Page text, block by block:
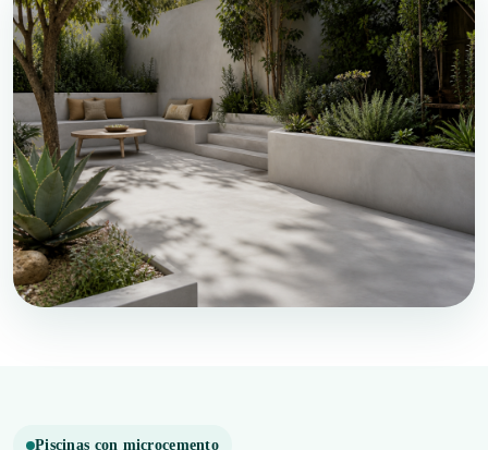
Piscinas con microcemento